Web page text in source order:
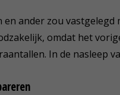
en ander zou
omdat het
In de nasleep